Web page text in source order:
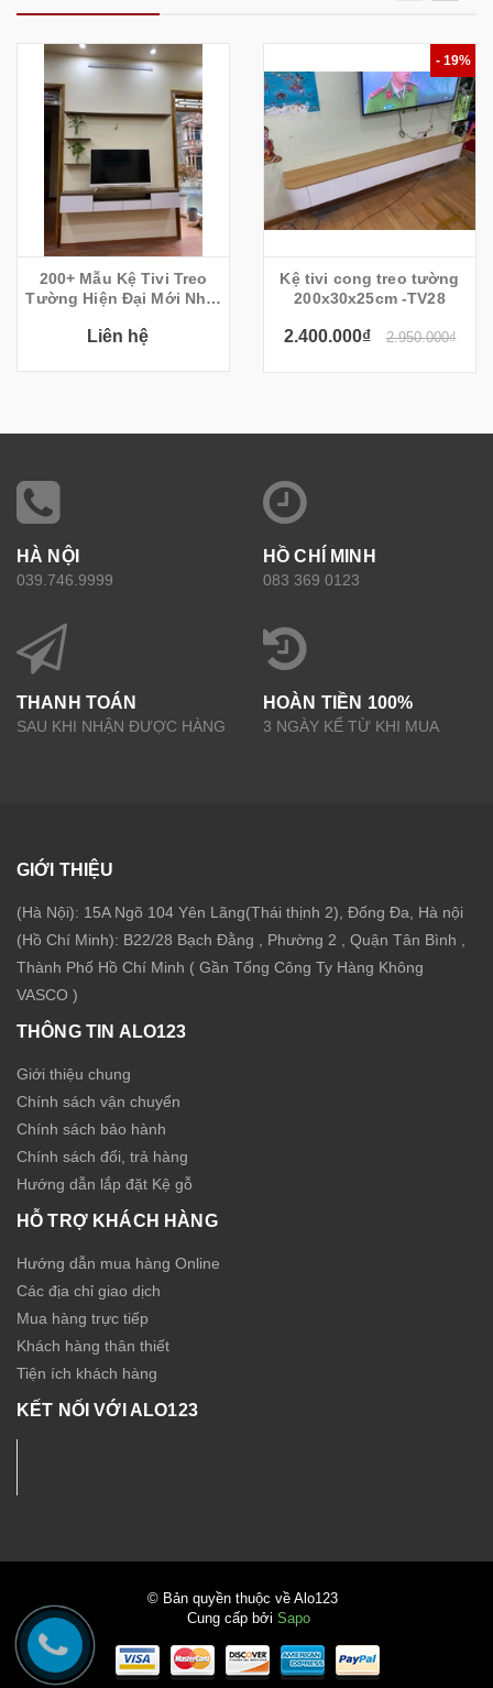
200+ Mẫu Kệ Tivi Treo
Tường Hiện Đại Mới Nhất
Liên hệ
- 19%
Kệ tivi cong treo tường
200x30x25cm -TV28
2.400.000₫ 2.950.000₫
HÀ NỘI
039.746.9999
HỒ CHÍ MINH
083 369 0123
THANH TOÁN
SAU KHI NHẬN ĐƯỢC HÀNG
HOÀN TIỀN 100%
3 NGÀY KỂ TỪ KHI MUA
GIỚI THIỆU
(Hà Nội): 15A Ngõ 104 Yên Lãng(Thái thịnh 2), Đống Đa, Hà nội
(Hồ Chí Minh): B22/28 Bạch Đằng , Phường 2 , Quận Tân Bình ,
Thành Phố Hồ Chí Minh ( Gần Tổng Công Ty Hàng Không
VASCO )
THÔNG TIN ALO123
Giới thiệu chung
Chính sách vận chuyển
Chính sách bảo hành
Chính sách đổi, trả hàng
Hướng dẫn lắp đặt Kệ gỗ
HỖ TRỢ KHÁCH HÀNG
Hướng dẫn mua hàng Online
Các địa chỉ giao dịch
Mua hàng trực tiếp
Khách hàng thân thiết
Tiện ích khách hàng
KẾT NỐI VỚI ALO123
© Bản quyền thuộc về Alo123
Cung cấp bởi Sapo